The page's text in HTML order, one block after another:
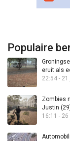
Populaire
eruit als
22:54 - 21
Zombies
Justin
16:11 - 26